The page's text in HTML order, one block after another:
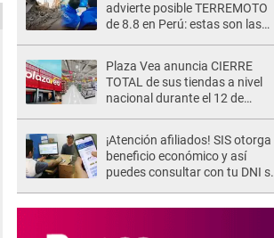
advierte posible TERREMOTO
de 8.8 en Perú: estas son las
Plaza Vea anuncia CIERRE
TOTAL de sus tiendas a nivel
nacional durante el 12 de
¡Atención afiliados! SIS otorga
beneficio económico y así
puedes consultar con tu DNI si